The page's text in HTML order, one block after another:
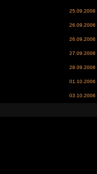
25.09.2006
26.09.2006
26.09.2006
27.09.2006
28.09.2006
01.10.2006
03.10.2006